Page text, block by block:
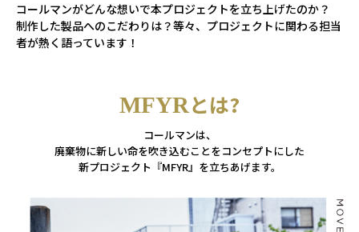
コールマンがどんな想いで本プロジェクトを立ち上げたのか？
制作した製品へのこだわりは？等々、プロジェクトに関わる担当
者が熱く語っています！
MFYRとは?
コールマンは、
廃棄物に新しい命を吹き込むことをコンセプトにした
新プロジェクト『MFYR』を立ちあげます。